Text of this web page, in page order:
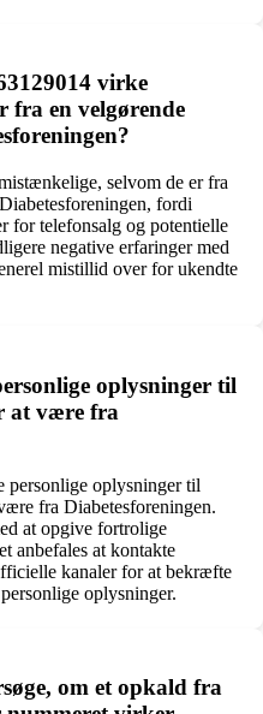
virke
fra en velgørende
selvom de er fra
fordi
for telefonsalg og potentielle
negative erfaringer med
mistillid over for ukendte
oplysninger til
at være fra
personlige oplysninger til
fra Diabetesforeningen.
at opgive fortrolige
anbefales at kontakte
kanaler for at bekræfte
oplysninger.
om et opkald fra